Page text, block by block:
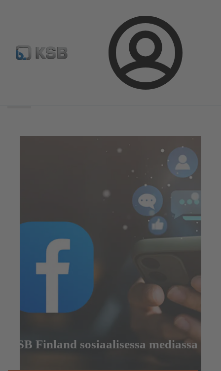
Kirjaudu
KSB Finland sosiaalisessa mediassa